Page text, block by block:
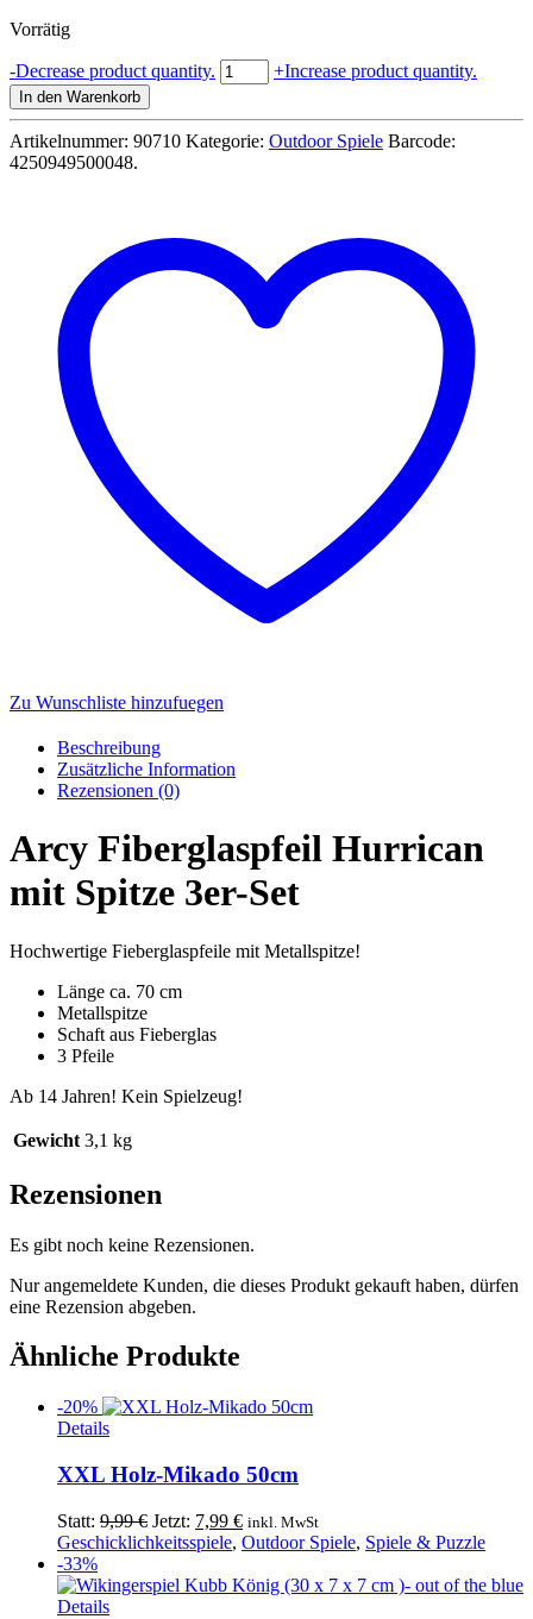
Vorrätig
-Decrease product quantity. Arcy
Fiberglaspfeil
mit
Spitze
+Increase product quantity.
In den Warenkorb
Artikelnummer: 90710 Kategorie: Outdoor Spiele Barcode:
4250949500048.
Zu Wunschliste hinzufuegen
Beschreibung
Zusätzliche Information
Rezensionen (0)
Arcy Fiberglaspfeil Hurrican
mit Spitze 3er-Set
Hochwertige Fieberglaspfeile mit Metallspitze!
Länge ca. 70 cm
Metallspitze
Schaft aus Fieberglas
3 Pfeile
Ab 14 Jahren! Kein Spielzeug!
Gewicht 3,1 kg
Rezensionen
Es gibt noch keine Rezensionen.
Nur angemeldete Kunden, die dieses Produkt gekauft haben, dürfen
eine Rezension abgeben.
Ähnliche Produkte
-20%
Details
XXL Holz-Mikado 50cm
Statt: 9,99€ Ursprünglicher
Preis
9,99 €
Jetzt: 7,99 €Aktueller
Preis
7,99 €.
inkl. MwSt
Geschicklichkeitsspiele, Outdoor Spiele, Spiele & Puzzle
-33%
Details